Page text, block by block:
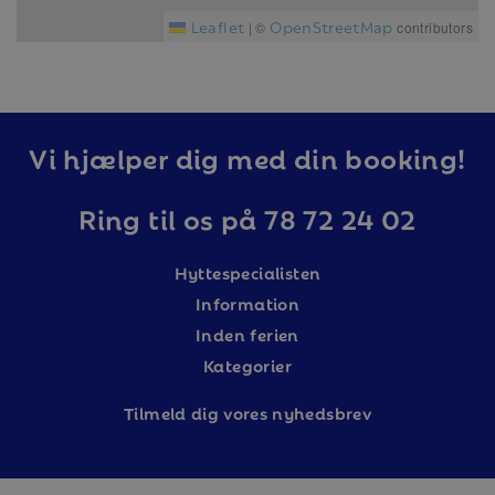
Leaflet | © OpenStreetMap contributors
Vi hjælper dig med din booking!
Ring til os på 78 72 24 02
Hyttespecialisten
Information
Inden ferien
Kategorier
Tilmeld dig vores nyhedsbrev